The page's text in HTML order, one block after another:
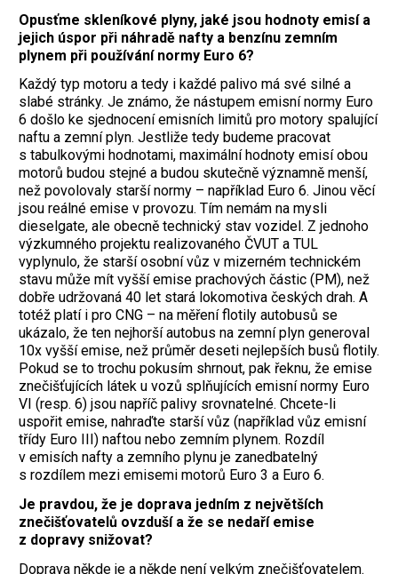
Opusťme skleníkové plyny, jaké jsou hodnoty emisí a
jejich úspor při náhradě nafty a benzínu zemním
plynem při používání normy Euro 6?
Každý typ motoru a tedy i každé palivo má své silné a
slabé stránky. Je známo, že nástupem emisní normy Euro
6 došlo ke sjednocení emisních limitů pro motory spalující
naftu a zemní plyn. Jestliže tedy budeme pracovat
s tabulkovými hodnotami, maximální hodnoty emisí obou
motorů budou stejné a budou skutečně významně menší,
než povolovaly starší normy – například Euro 6. Jinou věcí
jsou reálné emise v provozu. Tím nemám na mysli
dieselgate, ale obecně technický stav vozidel. Z jednoho
výzkumného projektu realizovaného ČVUT a TUL
vyplynulo, že starší osobní vůz v mizerném technickém
stavu může mít vyšší emise prachových částic (PM), než
dobře udržovaná 40 let stará lokomotiva českých drah. A
totéž platí i pro CNG – na měření flotily autobusů se
ukázalo, že ten nejhorší autobus na zemní plyn generoval
10x vyšší emise, než průměr deseti nejlepších busů flotily.
Pokud se to trochu pokusím shrnout, pak řeknu, že emise
znečišťujících látek u vozů splňujících emisní normy Euro
VI (resp. 6) jsou napříč palivy srovnatelné. Chcete-li
uspořit emise, nahraďte starší vůz (například vůz emisní
třídy Euro III) naftou nebo zemním plynem. Rozdíl
v emisích nafty a zemního plynu je zanedbatelný
s rozdílem mezi emisemi motorů Euro 3 a Euro 6.
Je pravdou, že je doprava jedním z největších
znečišťovatelů ovzduší a že se nedaří emise
z dopravy snižovat?
Doprava někde je a někde není velkým znečišťovatelem.